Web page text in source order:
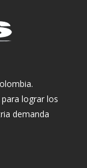
lograr los
demanda